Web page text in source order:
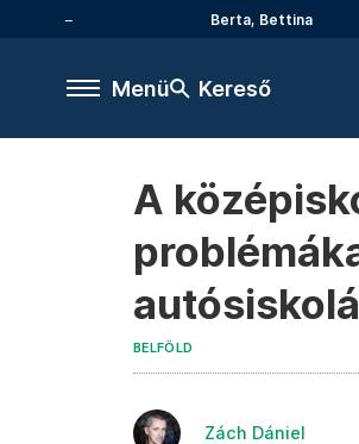
Berta, Bettina
Menü Kereső
A
BELFÖLD
Zách Dániel